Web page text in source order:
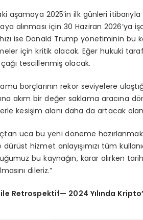
aşamaya 2025’in ilk günleri
alınması için 30 Haziran 2026’ya
ise Donald Trump yönetiminin bu
için kritik olacak. Eğer hukuki
tescillenmiş olacak.
borçlarının rekor seviyelere
akım bir değer saklama aracına
kesişim alanı daha da artacak
uca bu yeni döneme
hizmet anlayışımızı tüm
bu kaynağın, karar alırken
dileriz.”
ile Retrospektif— 2024 Yılında Kripto